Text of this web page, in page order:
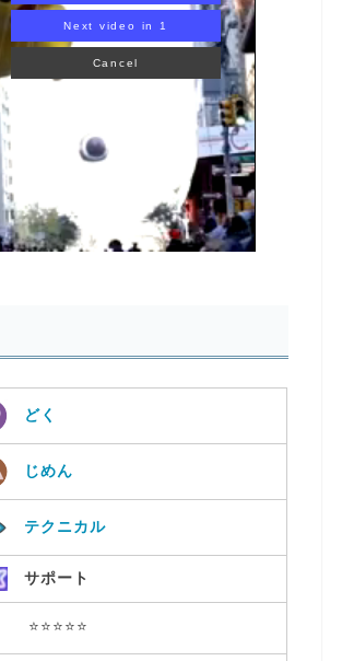
どく
じめん
テクニカル
サポート
⭐️⭐️⭐️⭐️⭐️